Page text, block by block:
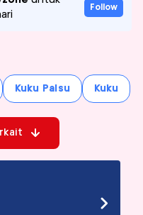
Follow
Kuku Palsu Kuku